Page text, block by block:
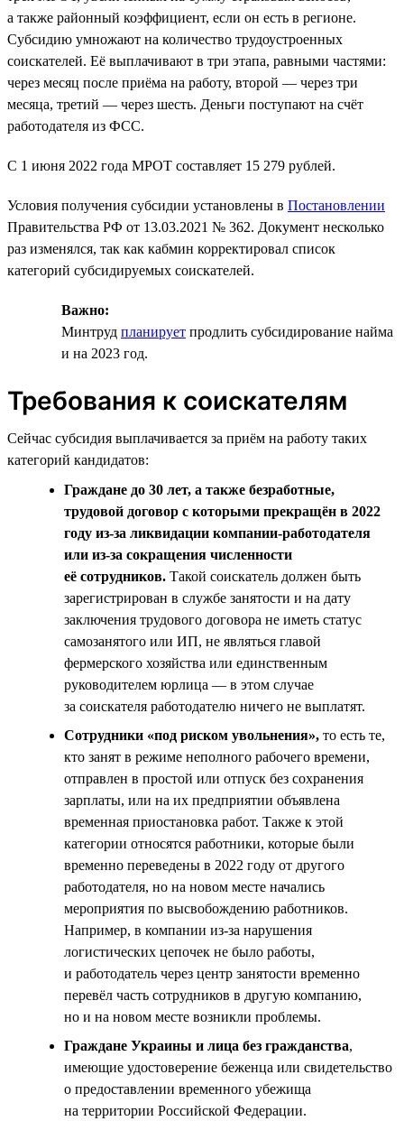
а также районный коэффициент, если он есть в регионе.
Субсидию умножают на количество трудоустроенных
соискателей. Её выплачивают в три этапа, равными частями:
через месяц после приёма на работу, второй — через три
месяца, третий — через шесть. Деньги поступают на счёт
работодателя из ФСС.
С 1 июня 2022 года МРОТ составляет 15 279 рублей.
Условия получения субсидии установлены в Постановлении
Правительства РФ от 13.03.2021 № 362. Документ несколько
раз изменялся, так как кабмин корректировал список
категорий субсидируемых соискателей.
Важно:
Минтруд планирует продлить субсидирование найма
и на 2023 год.
Требования к соискателям
Сейчас субсидия выплачивается за приём на работу таких
категорий кандидатов:
Граждане до 30 лет, а также безработные,
трудовой договор с которыми прекращён в 2022
году из-за ликвидации компании-работодателя
или из-за сокращения численности
её сотрудников. Такой соискатель должен быть
зарегистрирован в службе занятости и на дату
заключения трудового договора не иметь статус
самозанятого или ИП, не являться главой
фермерского хозяйства или единственным
руководителем юрлица — в этом случае
за соискателя работодателю ничего не выплатят.
Сотрудники «под риском увольнения», то есть те,
кто занят в режиме неполного рабочего времени,
отправлен в простой или отпуск без сохранения
зарплаты, или на их предприятии объявлена
временная приостановка работ. Также к этой
категории относятся работники, которые были
временно переведены в 2022 году от другого
работодателя, но на новом месте начались
мероприятия по высвобождению работников.
Например, в компании из-за нарушения
логистических цепочек не было работы,
и работодатель через центр занятости временно
перевёл часть сотрудников в другую компанию,
но и на новом месте возникли проблемы.
Граждане Украины и лица без гражданства,
имеющие удостоверение беженца или свидетельство
о предоставлении временного убежища
на территории Российской Федерации.